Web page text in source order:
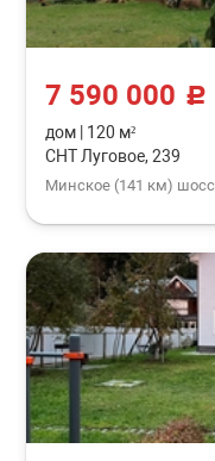
7 590 000 c
дом
120 м²
СНТ Луговое, 239
Минское (141 км)